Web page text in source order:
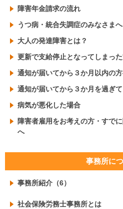
障害年金請求の流れ
うつ病・統合失調症のみなさまへ
大人の発達障害とは？
更新で支給停止となってしまっ
通知が届いてから３か月以内の
通知が届いてから３か月を過ぎ
病気が悪化した場合
障害者雇用をお考えの方・すで
へ
事務所に
事務所紹介（6）
社会保険労務士事務所とは